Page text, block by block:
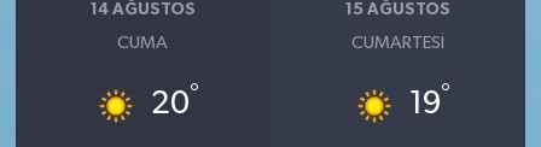
14 AĞUSTOS
CUMA
20°
15 AĞUSTOS
CUMARTESI
19°